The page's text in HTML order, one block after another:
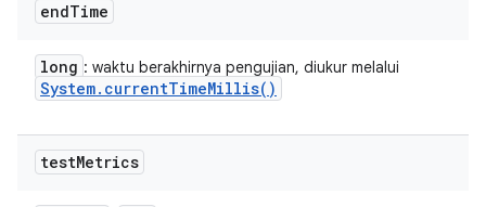
endTime
long : waktu berakhirnya pengujian, diukur melalui
System. currentTimeMillis( )
testMetrics